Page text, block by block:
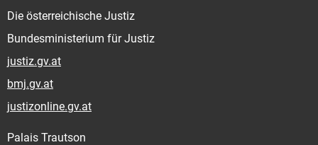
Die österreichische Justiz
Bundesministerium für Justiz
justiz.gv.at
bmj.gv.at
justizonline.gv.at
Palais Trautson